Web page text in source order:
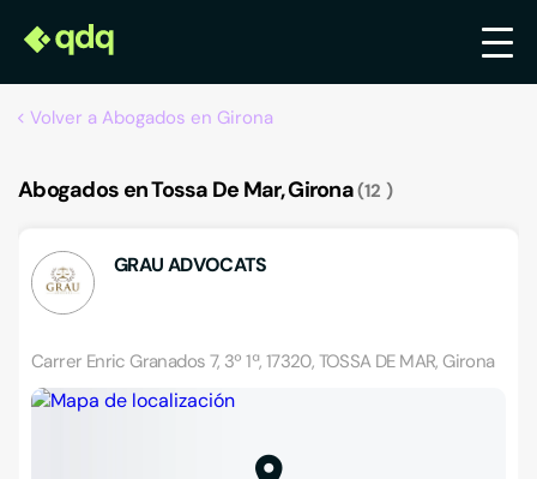
Volver a Abogados en Girona
Abogados en Tossa De Mar, Girona 12
GRAU ADVOCATS
Carrer Enric Granados 7, 3º 1ª, 17320, TOSSA DE MAR, Girona